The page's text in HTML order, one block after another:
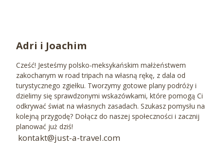
Adri i Joachim
Cześć! Jesteśmy polsko-meksykańskim małżeństwem
zakochanym w road tripach na własną rękę, z dala od
turystycznego zgiełku. Tworzymy gotowe plany podróży i
dzielimy się sprawdzonymi wskazówkami, które pomogą Ci
odkrywać świat na własnych zasadach. Szukasz pomysłu na
kolejną przygodę? Dołącz do naszej społeczności i zacznij
planować już dziś!
kontakt@just-a-travel.com